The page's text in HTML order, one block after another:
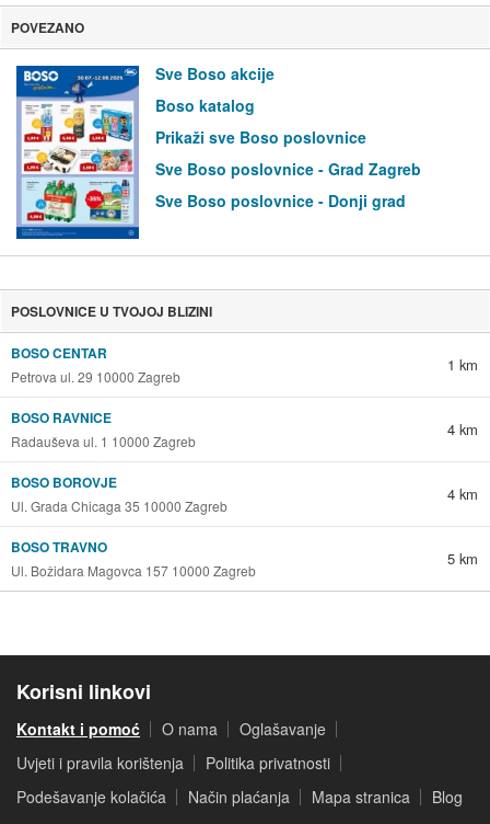
POVEZANO
Sve Boso akcije
Boso katalog
Prikaži sve Boso poslovnice
Sve Boso poslovnice - Grad Zagreb
Sve Boso poslovnice - Donji grad
POSLOVNICE U TVOJOJ BLIZINI
BOSO CENTAR
Petrova ul. 29 10000 Zagreb
1 km
BOSO RAVNICE
Radauševa ul. 1 10000 Zagreb
4 km
BOSO BOROVJE
Ul. Grada Chicaga 35 10000 Zagreb
4 km
BOSO TRAVNO
Ul. Božidara Magovca 157 10000 Zagreb
5 km
Korisni linkovi
Kontakt i pomoć O nama
Oglašavanje
Uvjeti i pravila korištenja
Politika privatnosti
Podešavanje kolačića
Način plaćanja Mapa stranica Blog